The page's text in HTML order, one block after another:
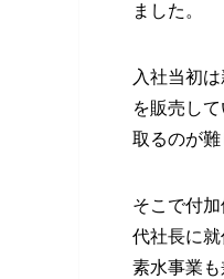
ました。
入社当初
を販売し
取るのが難
そこで付
代社長に
素水事業